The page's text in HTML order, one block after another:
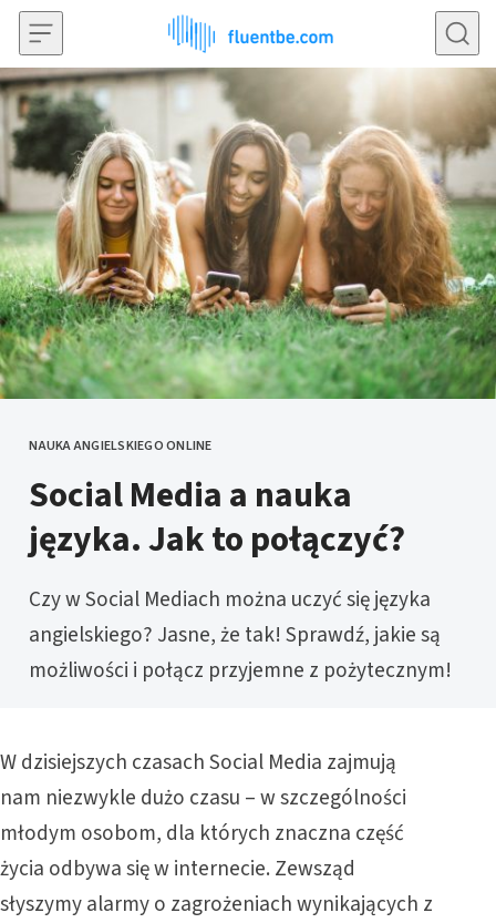
Przejdź do treści
KATEGORIE
NAUKA ANGIELSKIEGO ONLINE
Social Media a nauka
języka. Jak to połączyć?
Czy w Social Mediach można uczyć się języka
angielskiego? Jasne, że tak! Sprawdź, jakie są
możliwości i połącz przyjemne z pożytecznym!
W dzisiejszych czasach Social Media zajmują
nam niezwykle dużo czasu – w szczególności
młodym osobom, dla których znaczna część
życia odbywa się w internecie. Zewsząd
słyszymy alarmy o zagrożeniach wynikających z